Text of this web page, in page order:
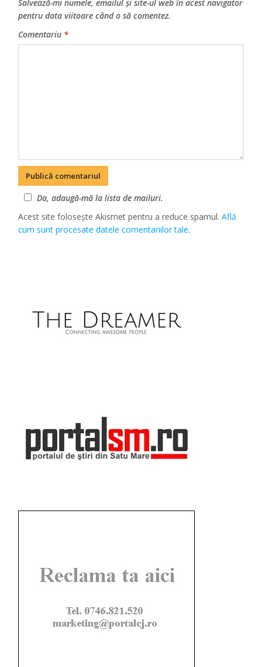
Salvează-mi numele, emailul și site-ul web în acest navigator
pentru data viitoare când o să comentez.
Comentariu *
Da, adaugă-mă la lista de mailuri.
Acest site folosește Akismet pentru a reduce spamul.Află
cum sunt procesate datele comentariilor tale.